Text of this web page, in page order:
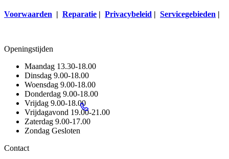
Voorwaarden | Reparatie | Privacybeleid | Servicegebieden |
Openingstijden
Maandag 13.30-18.00
Dinsdag 9.00-18.00
Woensdag 9.00-18.00
Donderdag 9.00-18.00
Vrijdag 9.00-18.00
Vrijdagavond 19.00-21.00
Zaterdag 9.00-17.00
Zondag Gesloten
Contact